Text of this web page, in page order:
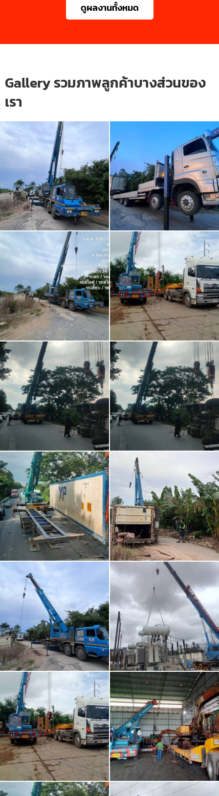
ดูผลงานทั้งหมด
Gallery รวมภาพลูกค้าบางส่วนของ
เรา